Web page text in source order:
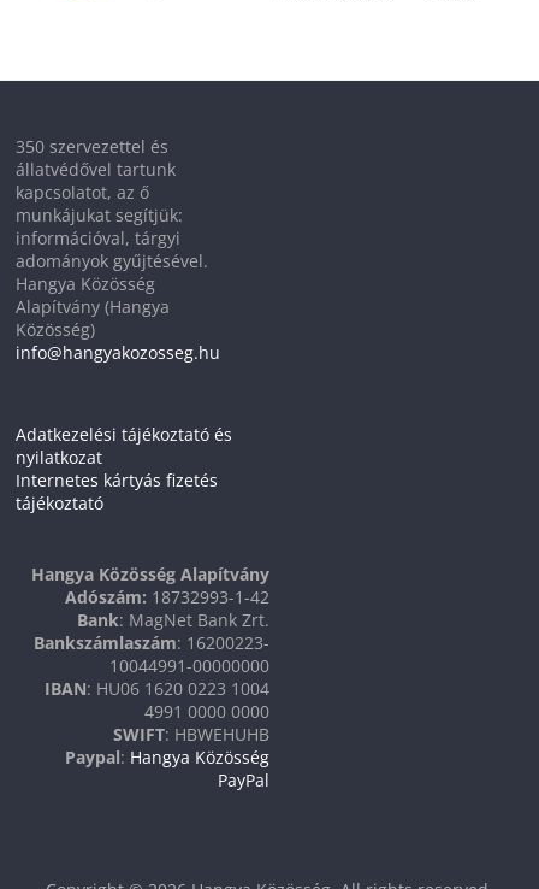
350 szervezettel és
állatvédővel tartunk
kapcsolatot, az ő
munkájukat segítjük:
információval, tárgyi
adományok gyűjtésével.
Hangya Közösség
Alapítvány (Hangya
Közösség)
info@hangyakozosseg.hu
Adatkezelési tájékoztató és
nyilatkozat
Internetes kártyás fizetés
tájékoztató
Hangya Közösség Alapítvány
Adószám: 18732993-1-42
Bank: MagNet Bank Zrt.
Bankszámlaszám: 16200223-
10044991-00000000
IBAN: HU06 1620 0223 1004
4991 0000 0000
SWIFT: HBWEHUHB
Paypal: Hangya Közösség
PayPal